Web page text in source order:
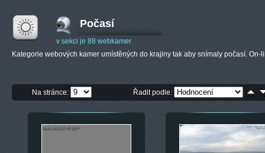
Počasí
v sekci je 88 webkamer
Kategorie webových kamer umístěných do krajiny tak aby snímaly počasí.
Na stránce: Řadit podle: